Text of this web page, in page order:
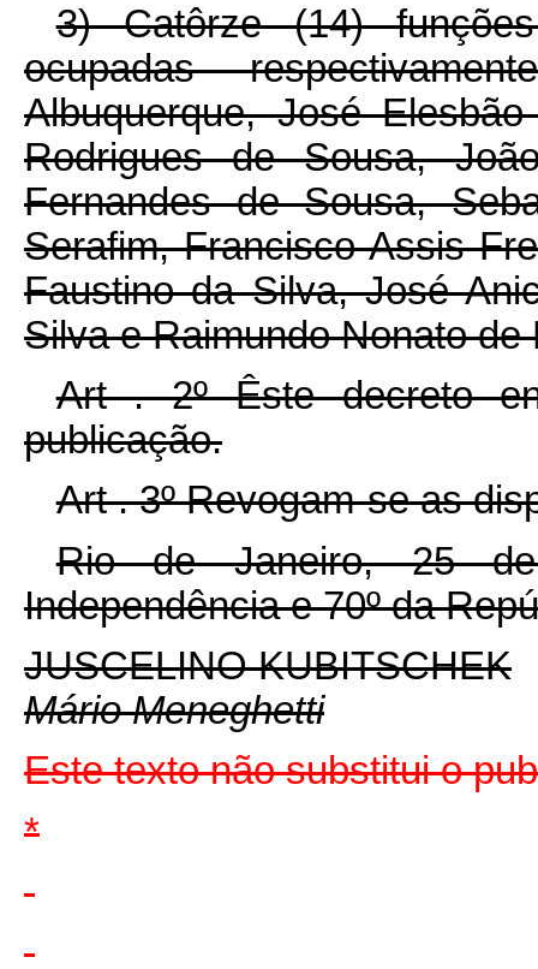
3) Catôrze (14)
ocupadas
Albuquerque, José
Rodrigues de Sousa,
Fernandes de Sousa,
Serafim, Francisco Assis
Faustino da Silva, José
Silva e Raimundo Nonato de
Art . 2º Êste decreto
publicação.
Art . 3º Revogam-se as
Rio de Janeiro, 25
Independência e 70º da
JUSCELINO KUBITSCHEK
Mário Meneghetti
Este texto não substitui o
*